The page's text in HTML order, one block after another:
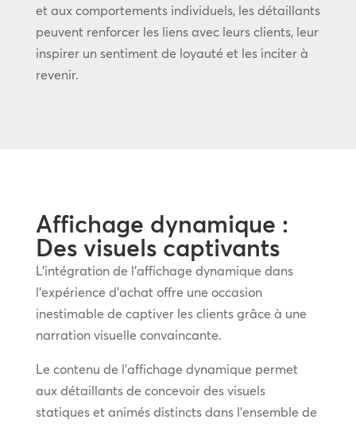
et aux comportements individuels, les détaillants
peuvent renforcer les liens avec leurs clients, leur
inspirer un sentiment de loyauté et les inciter à
revenir.
Affichage dynamique :
Des visuels captivants
L’intégration de l’affichage dynamique dans
l’expérience d’achat offre une occasion
inestimable de captiver les clients grâce à une
narration visuelle convaincante.
Le contenu de l’affichage dynamique permet
aux détaillants de concevoir des visuels
statiques et animés distincts dans l’ensemble de